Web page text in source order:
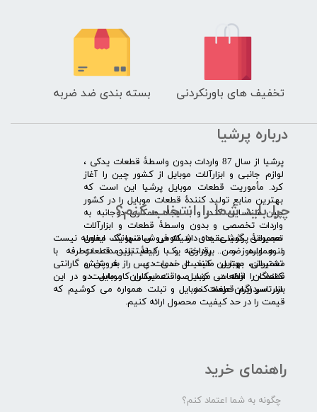
تخفیف های باورنکردنی بسته بندی ضد ضربه
درباره پرشیا
​پرشیا از سال 87 واردات بدون واسطۀ قطعات یدکی ،
لوازم جانبی و ابزارآلات موبایل از کشور چین را آغاز
کرد. مأموریت قطعات موبایل پرشیا این است که
بهترین منابع تولید کنندۀ قطعات موبایل را در کشور
چین شناسایی کند، و با ایجاد همکاری دوجانبه به
واردات تخصصی و بدون واسطۀ قطعات و ابزارآلات
تعمیراتی گوشی های شیائومی سامسونگ ایفون
لنوو ایسوز و .... پرداخته و با کیفیت­ترین قطعات
تعمیراتی موبایل مانند ال سی دی را به پخش
کنندگان قطعات موبایل و تعمیرکاران موبایل در
سرتاسر ایران عرضه کند.
راهنمای خرید
چگونه به شما اعتماد کنم؟
چرا باید شما را انتخاب کنم؟
​​ ​مجموعۀ پرشیا عقیده دارد که فروش تنها یک معامله نیست
و همواره ضمن برقراری یک رابطۀ بلندمدت دوطرفه با
مشتریان، بهترین کیفیت خدمات پس از فروش و گارانتی
قطعات را ارائه می­ کند. صداقت اساس کار ماست و در این
بازار سردرگم قطعات موبایل و تبلت همواره می کوشیم که
قیمت را در حد کیفیت محصول ارائه کنیم.